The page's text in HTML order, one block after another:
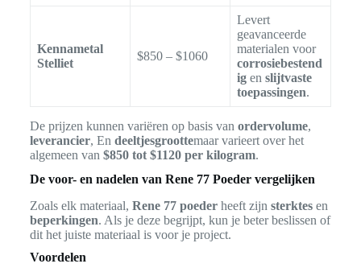
Kennametal
Stelliet
$850 – $1060
Levert
geavanceerde
materialen voor
corrosiebestend
igen slijtvaste
toepassingen.
De prijzen kunnen variëren op basis van ordervolume,
leverancier, En deeltjesgroottemaar varieert over het
algemeen van $850 tot $1120 per kilogram.
De voor- en nadelen van Rene 77 Poeder vergelijken
Zoals elk materiaal, Rene 77 poederheeft zijn sterktesen
beperkingen. Als je deze begrijpt, kun je beter beslissen of
dit het juiste materiaal is voor je project.
Voordelen